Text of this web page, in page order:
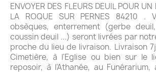
ENVOYER DES FLEURS DEUIL POUR
LA ROQUE SUR PERNES 84210 .
obsèques, enterrement (gerbe
coussin deuil ...) seront livrées par
proche du lieu de livraison. Livraison
Cimetière, à l'Eglise ou bien sur le
reposoir, à l'Athanée, au Funérarium,